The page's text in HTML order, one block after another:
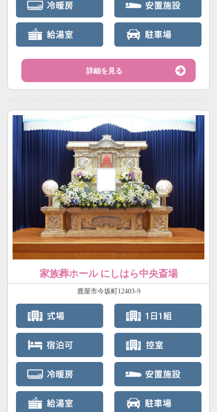
詳細を見る
家族葬ホール にしはら中央斎場
鹿屋市今坂町12403-9